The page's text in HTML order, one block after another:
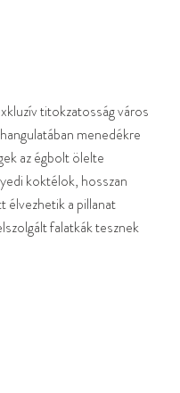
titokzatosság város
menedékre
az égbolt ölelte
koktélok, hosszan
élvezhetik a pillanat
falatkák tesznek